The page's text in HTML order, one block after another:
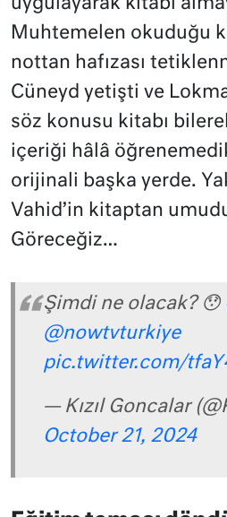
uygulayarak kitabı
Muhtemelen okuduğu
nottan hafızası
Cüneyd yetişti ve
söz konusu kitabı
içeriği hâlâ
orijinali başka yerde.
Vahid’in kitaptan
Göreceğiz…
Şimdi ne olacak? 😯
@nowtvturkiye
pic.twitter.com/
— Kızıl Goncalar
October 21, 2024